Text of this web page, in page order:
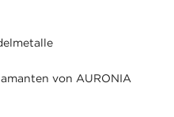
von AURONIA